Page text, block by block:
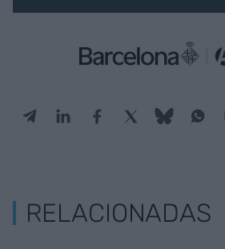
RELACIONADAS